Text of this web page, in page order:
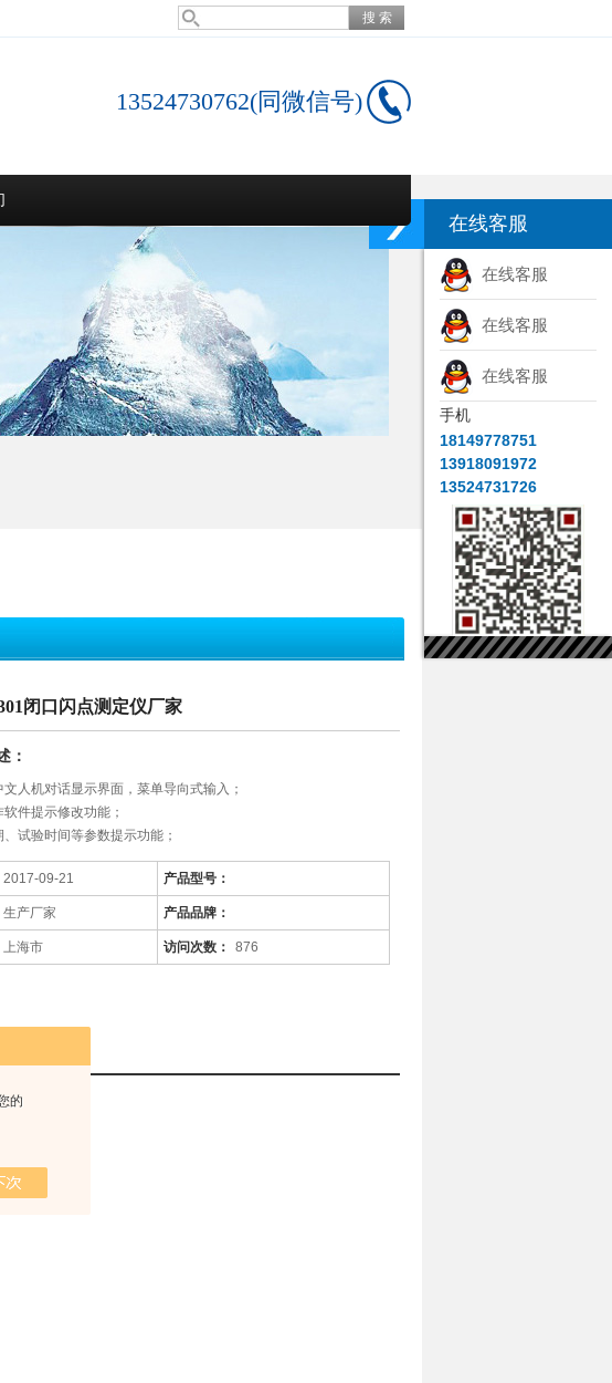
的
13524730762(同微信号)
闭口闪点测定仪厂家
：
人机对话显示界面，菜单导向式输入；
件提示修改功能；
试验时间等参数提示功能；
2017-09-21 产品型号：
生产厂家 产品品牌：
上海市 访问次数： 876
在线客服
在线客服
在线客服
在线客服
手机
18149778751
13918091972
13524731726